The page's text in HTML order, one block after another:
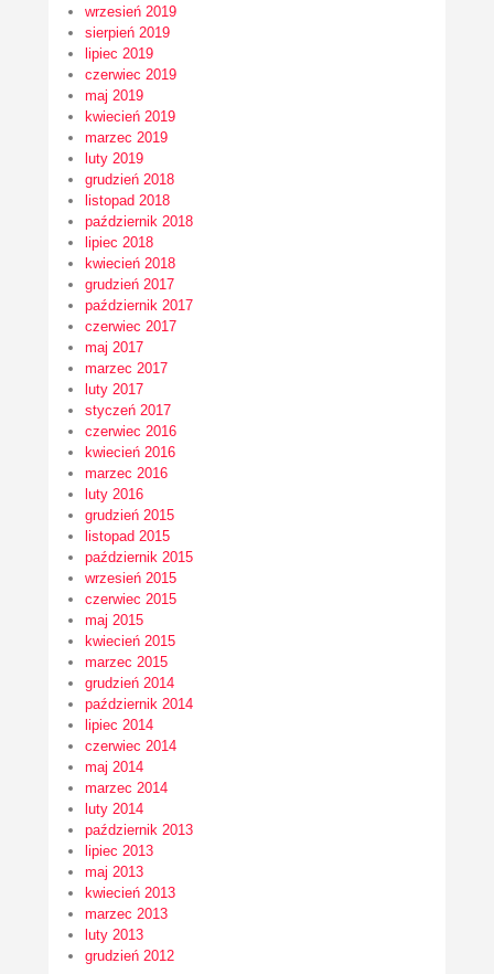
wrzesień 2019
sierpień 2019
lipiec 2019
czerwiec 2019
maj 2019
kwiecień 2019
marzec 2019
luty 2019
grudzień 2018
listopad 2018
październik 2018
lipiec 2018
kwiecień 2018
grudzień 2017
październik 2017
czerwiec 2017
maj 2017
marzec 2017
luty 2017
styczeń 2017
czerwiec 2016
kwiecień 2016
marzec 2016
luty 2016
grudzień 2015
listopad 2015
październik 2015
wrzesień 2015
czerwiec 2015
maj 2015
kwiecień 2015
marzec 2015
grudzień 2014
październik 2014
lipiec 2014
czerwiec 2014
maj 2014
marzec 2014
luty 2014
październik 2013
lipiec 2013
maj 2013
kwiecień 2013
marzec 2013
luty 2013
grudzień 2012